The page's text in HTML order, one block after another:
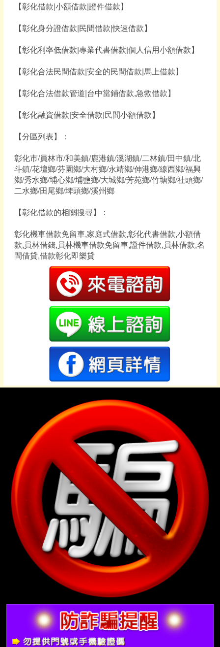
【彰化借款|小額借款|證件借款】
【彰化身分證借款|民間借款|快速借款】
【彰化利率低借款|專業代書借款|個人信用小額借款】
【彰化合法民間借款|安全的民間借款|馬上借款】
【彰化合法借款管道|台中當鋪借款,急救借款】
【彰化融資借款|安全借款|民間小額借款】
【分區列表】：
彰化市/員林市/和美鎮/鹿港鎮/溪湖鎮/二林鎮/田中鎮/北
斗鎮/花壇鄉/芬園鄉/大村鄉/永靖鄉/伸港鄉/線西鄉/福興
鄉/秀水鄉/埔心鄉/埔鹽鄉/大城鄉/芳苑鄉/竹塘鄉/社頭鄉/
二水鄉/田尾鄉/埤頭鄉/溪州鄉
【彰化借款的相關搜尋】：
彰化機車借款免留車,家庭式借款,彰化代書借款,小額借
款,員林借錢,員林機車借款免留車,證件借款,員林借款,名
間借貸,借款彰化即樂貸